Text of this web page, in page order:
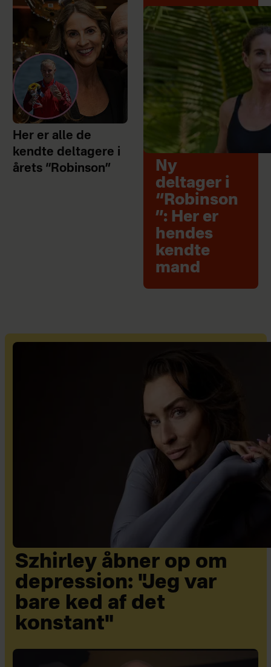
Her er alle de
kendte deltagere i
årets “Robinson”
Ny
deltager i
“Robinson
”: Her er
hendes
kendte
mand
Szhirley åbner op om
depression: "Jeg var
bare ked af det
konstant"